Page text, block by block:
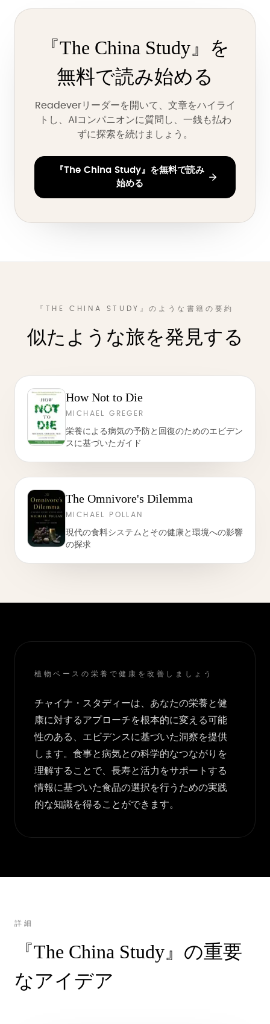
『The China Study』を
無料で読み始める
Readeverリーダーを開いて、文章をハイライ
トし、AIコンパニオンに質問し、一銭も払わ
ずに探索を続けましょう。
『The China Study』を無料で読み
始める
『THE CHINA STUDY』のような書籍の要約
似たような旅を発見する
How Not to Die
MICHAEL GREGER
栄養による病気の予防と回復のためのエビデン
スに基づいたガイド
The Omnivore's Dilemma
MICHAEL POLLAN
現代の食料システムとその健康と環境への影響
の探求
植物ベースの栄養で健康を改善しましょう
チャイナ・スタディーは、あなたの栄養と健
康に対するアプローチを根本的に変える可能
性のある、エビデンスに基づいた洞察を提供
します。食事と病気との科学的なつながりを
理解することで、長寿と活力をサポートする
情報に基づいた食品の選択を行うための実践
的な知識を得ることができます。
詳細
『The China Study』の重要
なアイデア